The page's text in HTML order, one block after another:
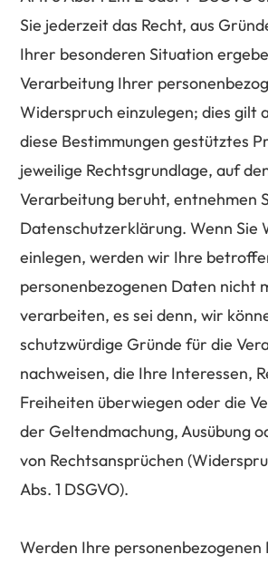
Sie jederzeit das Recht, aus
Ihrer besonderen Situation
Verarbeitung Ihrer
Widerspruch einzulegen; dies gilt
diese Bestimmungen gestütztes
jeweilige Rechtsgrundlage, auf
Verarbeitung beruht, entnehmen
Datenschutzerklärung. Wenn Sie
einlegen, werden wir Ihre
personenbezogenen Daten nicht
verarbeiten, es sei denn, wir
schutzwürdige Gründe für die
nachweisen, die Ihre Interessen,
Freiheiten überwiegen oder die
der Geltendmachung, Ausübung
von Rechtsansprüchen
Abs. 1 DSGVO).
Werden Ihre personenbezogenen